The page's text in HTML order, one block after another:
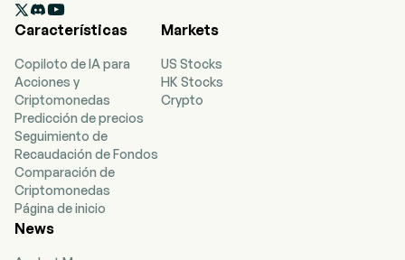

Características
Copiloto de IA para
Acciones y
Criptomonedas
Predicción de precios
Seguimiento de
Recaudación de Fondos
Comparación de
Criptomonedas
Página de inicio
Markets
US Stocks
HK Stocks
Crypto
News